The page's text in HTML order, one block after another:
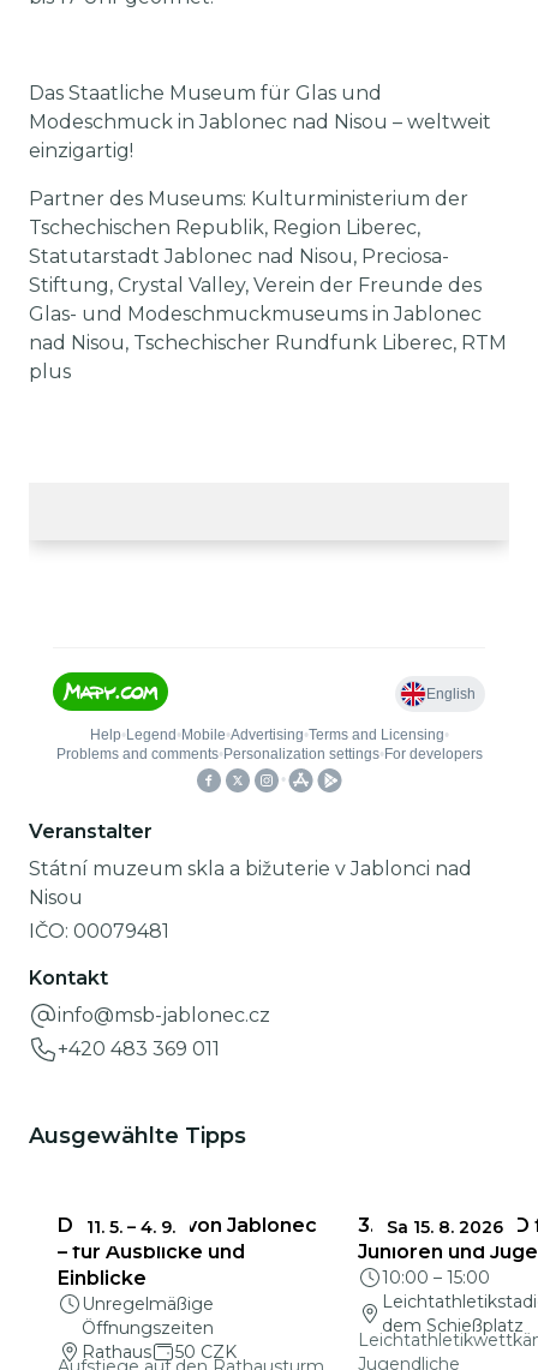
Das Staatliche Museum für Glas und
Modeschmuck in Jablonec nad Nisou – weltweit
einzigartig!
Partner des Museums: Kulturministerium der
Tschechischen Republik, Region Liberec,
Statutarstadt Jablonec nad Nisou, Preciosa-
Stiftung, Crystal Valley, Verein der Freunde des
Glas- und Modeschmuckmuseums in Jablonec
nad Nisou, Tschechischer Rundfunk Liberec, RTM
plus
Veranstalter
Státní muzeum skla a bižuterie v Jablonci nad
Nisou
IČO: 00079481
Kontakt
info@msb-jablonec.cz
+420 483 369 011
Ausgewählte Tipps
11. 5. – 4. 9.
Das Rathaus von Jablonec
– für Ausblicke und
Einblicke
Unregelmäßige
Öffnungszeiten
Rathaus
50 CZK
Sa 15. 8. 2026
3. Runde der KPD
Junioren und
10:00 – 15:00
dem Schießplatz
Jugendliche